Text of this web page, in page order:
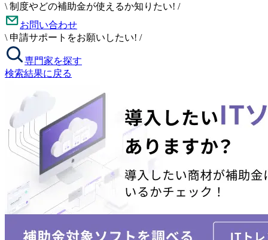
\ 制度やどの補助金が使えるか知りたい! /
お問い合わせ
\ 申請サポートをお願いしたい! /
専門家を探す
検索結果に戻る